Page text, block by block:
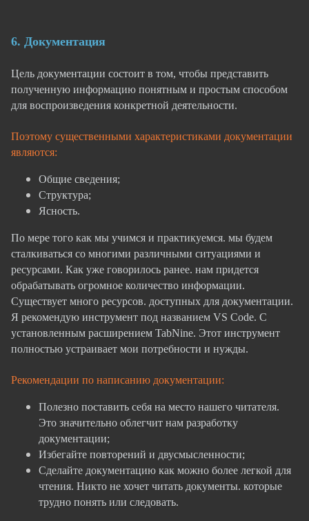
6. Документация
Цель документации состоит в том, чтобы представить
полученную информацию понятным и простым способом
для воспроизведения конкретной деятельности.
Поэтому существенными характеристиками документации
являются:
Общие сведения;
Структура;
Ясность.
По мере того как мы учимся и практикуемся. мы будем
сталкиваться со многими различными ситуациями и
ресурсами. Как уже говорилось ранее. нам придется
обрабатывать огромное количество информации.
Существует много ресурсов. доступных для документации.
Я рекомендую инструмент под названием VS Сode. C
установленным расширением TabNine. Этот инструмент
полностью устраивает мои потребности и нужды.
Рекомендации по написанию документации:
Полезно поставить себя на место нашего читателя.
Это значительно облегчит нам разработку
документации;
Избегайте повторений и двусмысленности;
Сделайте документацию как можно более легкой для
чтения. Никто не хочет читать документы. которые
трудно понять или следовать.